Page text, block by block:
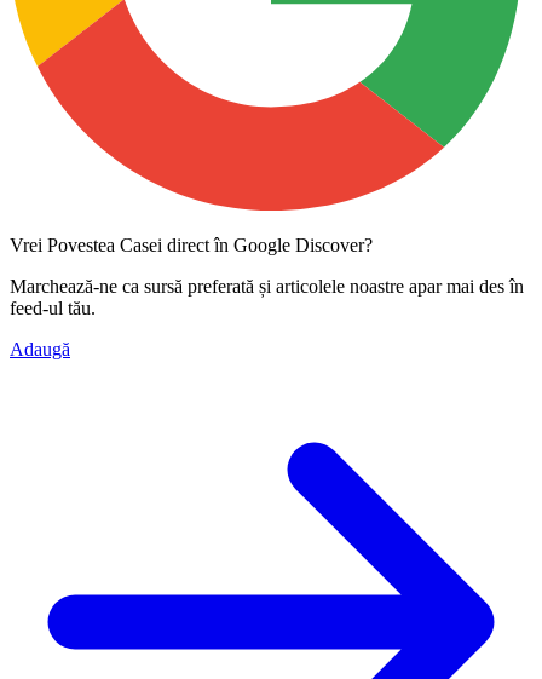
Vrei Povestea Casei direct în Google Discover?
Marchează-ne ca sursă preferată și articolele noastre apar mai des în
feed-ul tău.
Adaugă